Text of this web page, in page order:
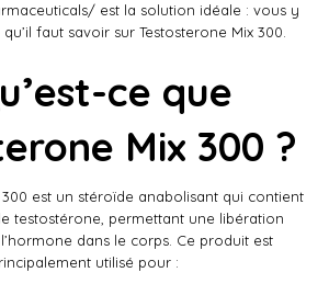
est la solution idéale : vous y
faut savoir sur Testosterone Mix 300.
ce que
Mix 300 ?
300 est un stéroïde anabolisant qui contient
testostérone, permettant une libération
dans le corps. Ce produit est
utilisé pour :